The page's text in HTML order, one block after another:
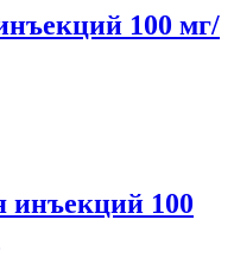
100 мг/
инъекций 100